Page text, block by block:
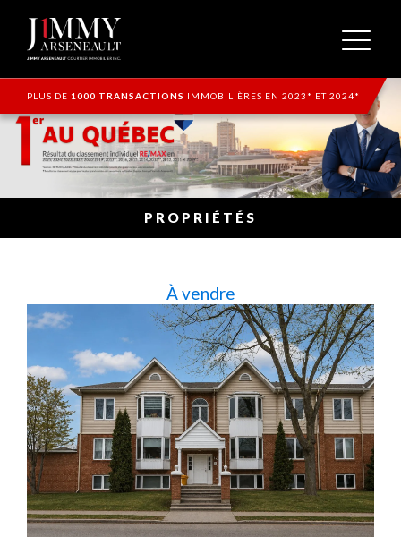
PLUS DE 1000 TRANSACTIONS IMMOBILIÈRES EN 2023* ET 2024*
PROPRIÉTÉS
À vendre